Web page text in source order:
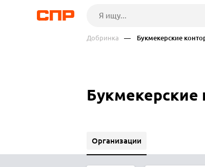
Добринка — Букмекерские
Организации